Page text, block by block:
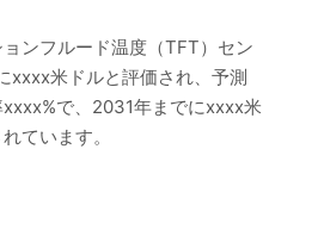
ンフルード温度（TFT）セン
xxxx米ドルと評価され、予測
で、2031年までにxxxx米
ています。